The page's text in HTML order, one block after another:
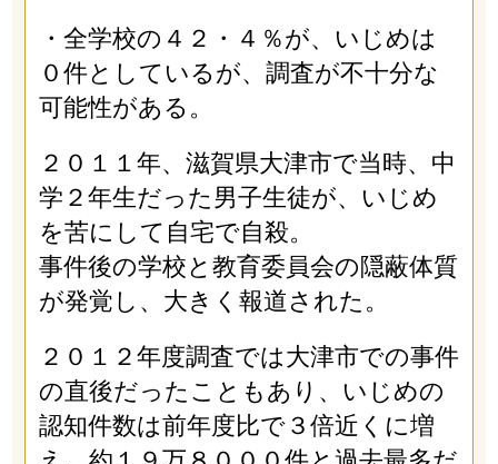
・全学校の４２・４％が、いじめは
０件としているが、調査が不十分な
可能性がある。
２０１１年、滋賀県大津市で当時、中
学２年生だった男子生徒が、いじめ
を苦にして自宅で自殺。
事件後の学校と教育委員会の隠蔽体質
が発覚し、大きく報道された。
２０１２年度調査では大津市での事件
の直後だったこともあり、いじめの
認知件数は前年度比で３倍近くに増